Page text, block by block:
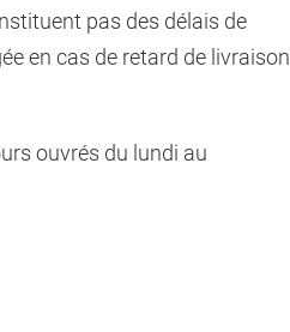
pas des délais de
en cas de retard de livraison
ouvrés du lundi au